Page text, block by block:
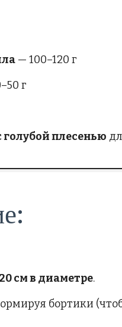
— 100–120 г
г
голубой плесенью
20 см в диаметре.
бортики